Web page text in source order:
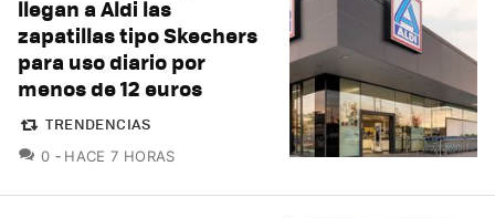
llegan a Aldi las
zapatillas tipo Skechers
para uso diario por
menos de 12 euros
TRENDENCIAS
0 COMENTARIOS
HACE 7 HORAS